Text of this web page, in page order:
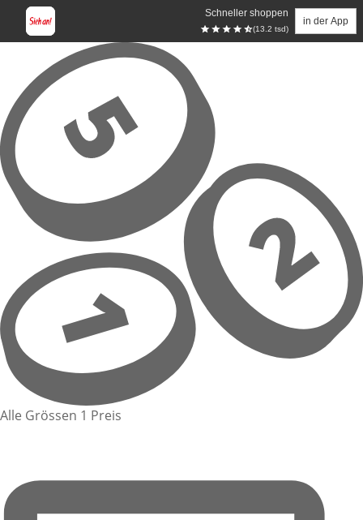
Schneller shoppen
(13.2 tsd)
in der App
Zum Hauptinhalt springen
Alle Grössen 1 Preis